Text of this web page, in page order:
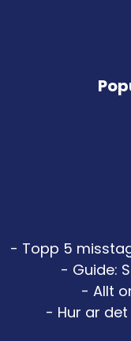
- Topp 5
- Guide:
- Allt
- Hur ar